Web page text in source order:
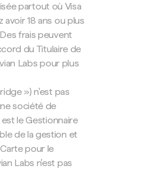
partout où Visa
18 ans ou plus
frais peuvent
du Titulaire de
Labs pour plus
») n'est pas
société de
le Gestionnaire
de la gestion et
pour le
Labs n'est pas